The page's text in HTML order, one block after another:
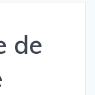
de